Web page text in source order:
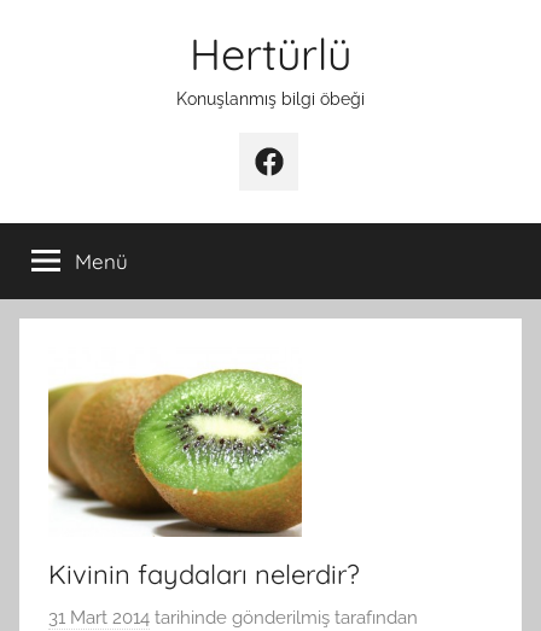
Hertürlü
Konuşlanmış bilgi öbeği
Facebook
Menü
Kivinin faydaları nelerdir?
31 Mart 2014 tarihinde gönderilmiş tarafından